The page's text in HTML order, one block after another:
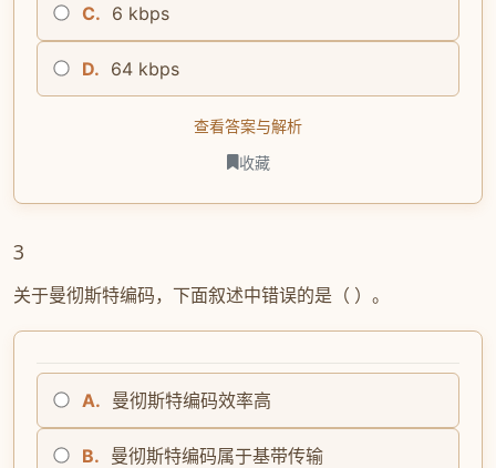
C. 6 kbps
D. 64 kbps
查看答案与解析
收藏
3
关于曼彻斯特编码，下面叙述中错误的是（ ）。
A. 曼彻斯特编码效率高
B. 曼彻斯特编码属于基带传输